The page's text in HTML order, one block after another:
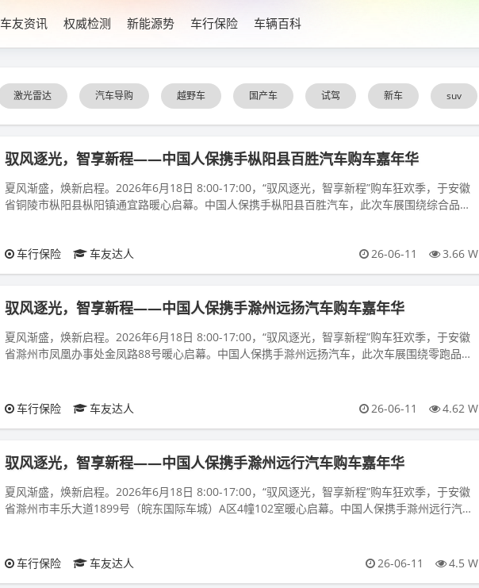
车友资讯 权威检测 新能源势 车行保险 车辆百科
激光雷达 汽车导购 越野车 国产车 试驾 新车 suv
驭风逐光，智享新程——中国人保携手枞阳县百胜汽车购车嘉年华
夏风渐盛，焕新启程。2026年6月18日 8:00-17:00，“驭风逐光，智享新程”购车狂欢季，于安徽
省铜陵市枞阳县枞阳镇通宜路暖心启幕。中国人保携手枞阳县百胜汽车，此次车展围绕综合品牌
车行保险 车友达人 26-06-11 3.66 W
驭风逐光，智享新程——中国人保携手滁州远扬汽车购车嘉年华
夏风渐盛，焕新启程。2026年6月18日 8:00-17:00，“驭风逐光，智享新程”购车狂欢季，于安徽
省滁州市凤凰办事处金凤路88号暖心启幕。中国人保携手滁州远扬汽车，此次车展围绕零跑品牌
车行保险 车友达人 26-06-11 4.62 W
驭风逐光，智享新程——中国人保携手滁州远行汽车购车嘉年华
夏风渐盛，焕新启程。2026年6月18日 8:00-17:00，“驭风逐光，智享新程”购车狂欢季，于安徽
省滁州市丰乐大道1899号（皖东国际车城）A区4幢102室暖心启幕。中国人保携手滁州远行汽
车行保险 车友达人 26-06-11 4.5 W